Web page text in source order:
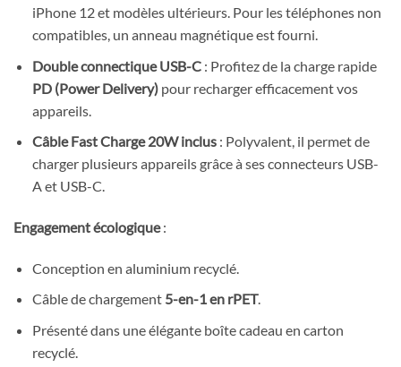
iPhone 12 et modèles ultérieurs. Pour les téléphones non
compatibles, un anneau magnétique est fourni.
Double connectique USB-C: Profitez de la charge rapide
PD (Power Delivery)pour recharger efficacement vos
appareils.
Câble Fast Charge 20W inclus: Polyvalent, il permet de
charger plusieurs appareils grâce à ses connecteurs USB-
A et USB-C.
Engagement écologique:
Conception en aluminium recyclé.
Câble de chargement 5-en-1 en rPET.
Présenté dans une élégante boîte cadeau en carton
recyclé.